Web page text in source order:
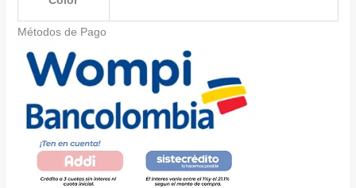
Métodos de Pago